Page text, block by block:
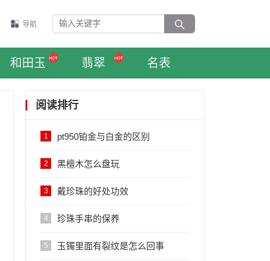
导航
和田玉 翡翠 名表
阅读排行
1 pt950铂金与白金的区别
2 黑檀木怎么盘玩
3 戴珍珠的好处功效
4 珍珠手串的保养
5 玉镯里面有裂纹是怎么回事